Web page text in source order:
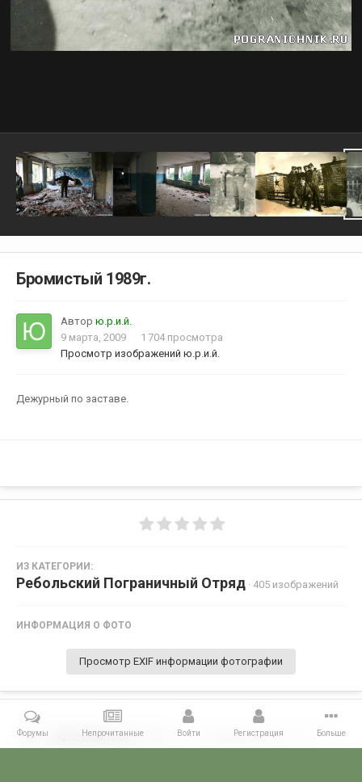
Бромистый 1989г.
Автор ю.р.и.й.
9 марта, 2009
1 704 просмотра
Просмотр изображений ю.р.и.й.
Дежурный по заставе.
ИЗ КАТЕГОРИИ:
Ребольский Пограничный Отряд · 405 изображений
ИНФОРМАЦИЯ О ФОТО
Просмотр EXIF информации фотографии
Поделиться Подписчики 0
Форумы Непрочитанные Войти Регистрация Больше